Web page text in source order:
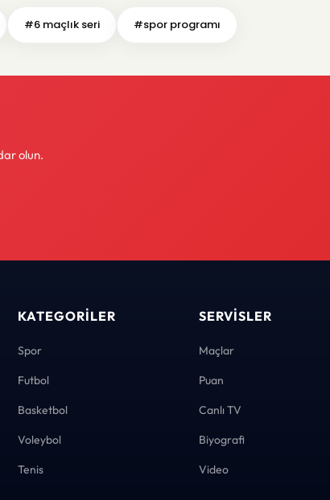
#6 maçlık seri #spor programı
olun.
KATEGORILER
Spor
Futbol
Basketbol
Voleybol
Tenis
SERVISLER
Maçlar
Puan
Canlı TV
Biyografi
Video